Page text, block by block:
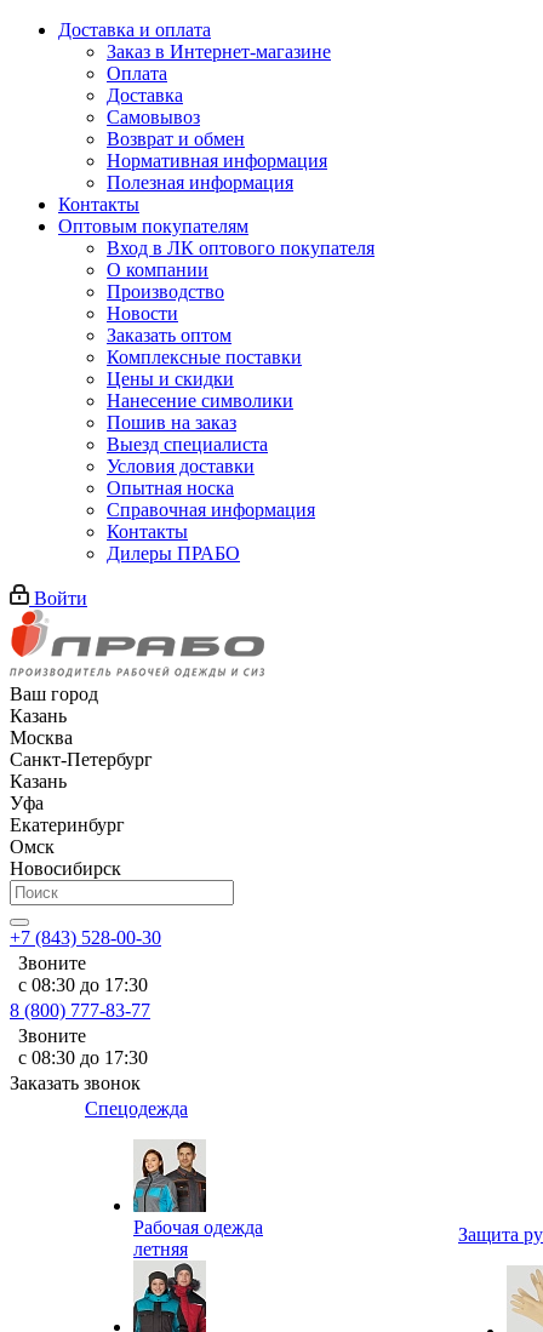
Доставка и оплата
Заказ в Интернет-магазине
Оплата
Доставка
Самовывоз
Возврат и обмен
Нормативная информация
Полезная информация
Контакты
Оптовым покупателям
Вход в ЛК оптового покупателя
О компании
Производство
Новости
Заказать оптом
Комплексные поставки
Цены и скидки
Нанесение символики
Пошив на заказ
Выезд специалиста
Условия доставки
Опытная носка
Справочная информация
Контакты
Дилеры ПРАБО
Войти
Ваш город
Казань
Москва
Санкт-Петербург
Казань
Уфа
Екатеринбург
Омск
Новосибирск
+7 (843) 528-00-30
Звоните
с 08:30 до 17:30
8 (800) 777-83-77
Звоните
с 08:30 до 17:30
Заказать звонок
Спецодежда
Рабочая одежда
летняя
Защита